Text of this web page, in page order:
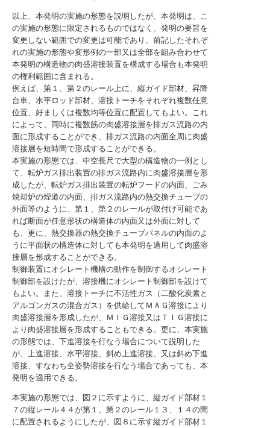
以上、本発明の実施の形態を説明したが、本発明は、こ
の実施の形態に限定されるものではなく、発明の要旨を
変更しない範囲での変更は可能であり、前記したそれぞ
れの実施の形態や変形例の一部又は全部を組み合わせて
本発明の構造物の肉盛溶接装置を構成する場合も本発明
の権利範囲に含まれる。
例えば、第１、第２のレール上に、縦ガイド部材、昇降
台車、水平ロッド部材、溶接トーチをそれぞれ複数任意
位置、好ましくは複数均等位置に配置してもよい。これ
によって、同時に複数筋の肉盛溶接層を排ガス流路の内
面に形成することができ、排ガス流路の内面全周に肉盛
溶接層を短時間で形成することができる。
本実施の形態では、中空長尺で大型の構造物の一例とし
て、転炉ガス排出装置の排ガス流路内に肉盛溶接層を形
成したが、転炉ガス排出装置の転炉フードの内面、ごみ
焼却炉の煙道の内面、排ガス流路内の熱交換チューブの
外面等のように、第１、第２のレールが取付け可能であ
れば断面が任意形状の構造体の内面又は外面に対して
も、更に、熱交換器の熱交換チューブパネルの内面のよ
うに平面状の構造体に対しても本発明を適用して肉盛溶
接層を形成することができる。
制御装置にオシレート機構の動作を制御するオシレート
制御部を設けたが、溶接機にオシレート制御部を設けて
もよい。また、溶接トーチに不活性ガス（二酸化炭素と
アルゴンガスの混合ガス）を供給してＭＡＧ溶接により
肉盛溶接層を形成したが、ＭＩＧ溶接又はＴＩＧ溶接に
より肉盛溶接層を形成することもできる。更に、本実施
の形態では、下進溶接を行なう場合について説明した
が、上進溶接、水平溶接、斜め上進溶接、又は斜め下進
溶接、すなわち全姿勢溶接を行なう場合であっても、本
発明を適用できる。
本実施の形態では、図２に示すように、縦ガイド部材１
７の縦レール４４が第１、第２のレール１３、１４の間
に配置されるようにしたが、図８に示す縦ガイド部材１